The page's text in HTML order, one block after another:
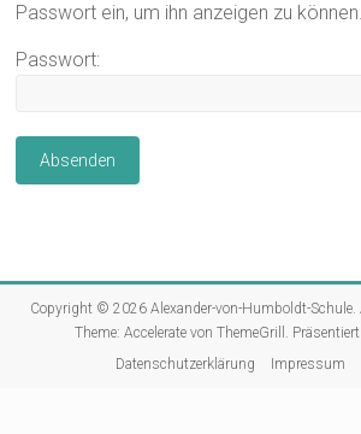
Passwort ein, um ihn anzeigen zu können.
Passwort:
Copyright © 2026Alexander-von-Humboldt-Schule
Theme:Accelerate von ThemeGrill.
Datenschutzerklärung
Impressum